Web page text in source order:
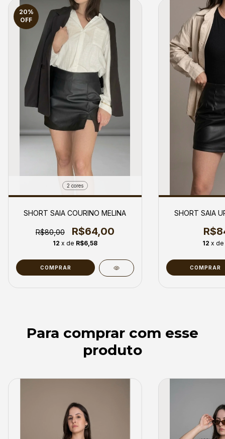
20%
OFF
2 cores
SHORT SAIA COURINO MELINA
R$80,00 R$64,00
12 x de R$6,58
COMPRAR
SHORT SAIA
12 x de
COMPRAR
Para comprar com esse
produto